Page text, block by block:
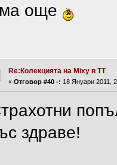
още
Re:Колекцията на Mixy в ТТ
«Отговор #40 -: 18 Януари 2011,
здраве!